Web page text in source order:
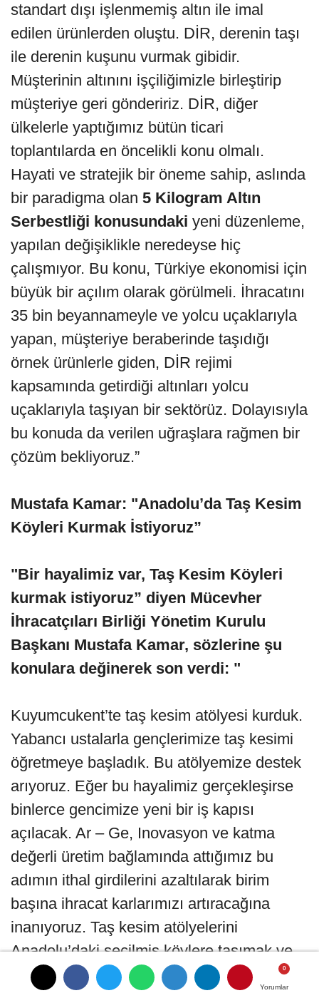
Yorumlar
Yorumlar
standart dışı işlenmemiş altın ile imal
edilen ürünlerden oluştu. DİR, derenin taşı
ile derenin kuşunu vurmak gibidir.
Müşterinin altınını işçiliğimizle birleştirip
müşteriye geri göndeririz. DİR, diğer
ülkelerle yaptığımız bütün ticari
toplantılarda en öncelikli konu olmalı.
Hayati ve stratejik bir öneme sahip, aslında
bir paradigma olan 5 Kilogram Altın
Serbestliği konusundaki yeni düzenleme,
yapılan değişiklikle neredeyse hiç
çalışmıyor. Bu konu, Türkiye ekonomisi için
büyük bir açılım olarak görülmeli. İhracatını
35 bin beyannameyle ve yolcu uçaklarıyla
yapan, müşteriye beraberinde taşıdığı
örnek ürünlerle giden, DİR rejimi
kapsamında getirdiği altınları yolcu
uçaklarıyla taşıyan bir sektörüz. Dolayısıyla
bu konuda da verilen uğraşlara rağmen bir
çözüm bekliyoruz.”
Mustafa Kamar: "Anadolu’da Taş Kesim
Köyleri Kurmak İstiyoruz”
"Bir hayalimiz var, Taş Kesim Köyleri
kurmak istiyoruz” diyen Mücevher
İhracatçıları Birliği Yönetim Kurulu
Başkanı Mustafa Kamar, sözlerine şu
konulara değinerek son verdi: "
Kuyumcukent’te taş kesim atölyesi kurduk.
Yabancı ustalarla gençlerimize taş kesimi
öğretmeye başladık. Bu atölyemize destek
arıyoruz. Eğer bu hayalimiz gerçekleşirse
binlerce gencimize yeni bir iş kapısı
açılacak. Ar – Ge, Inovasyon ve katma
değerli üretim bağlamında attığımız bu
adımın ithal girdilerini azaltılarak birim
başına ihracat karlarımızı artıracağına
inanıyoruz. Taş kesim atölyelerini
Anadolu’daki seçilmiş köylere taşımak ve
buradaki kızlarımıza bu işi öğretip taş